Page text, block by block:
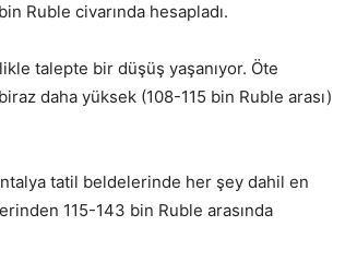
Ruble civarında hesapladı.
talepte bir düşüş yaşanıyor. Öte
daha yüksek (108-115 bin Ruble arası)
tatil beldelerinde her şey dahil en
115-143 bin Ruble arasında